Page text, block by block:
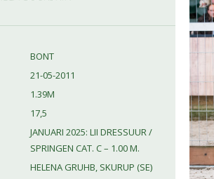
BONT
21-05-2011
1.39M
17,5
JANUARI 2025: LII DRESSUUR /
SPRINGEN CAT. C – 1.00 M.
HELENA GRUHB, SKURUP (SE)